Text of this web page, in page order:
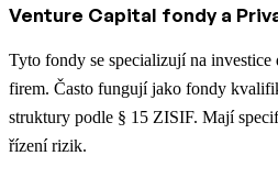
Venture Capital fondy a
Tyto fondy se specializují na investice
firem. Často fungují jako fondy
struktury podle § 15 ZISIF. Mají
řízení rizik.